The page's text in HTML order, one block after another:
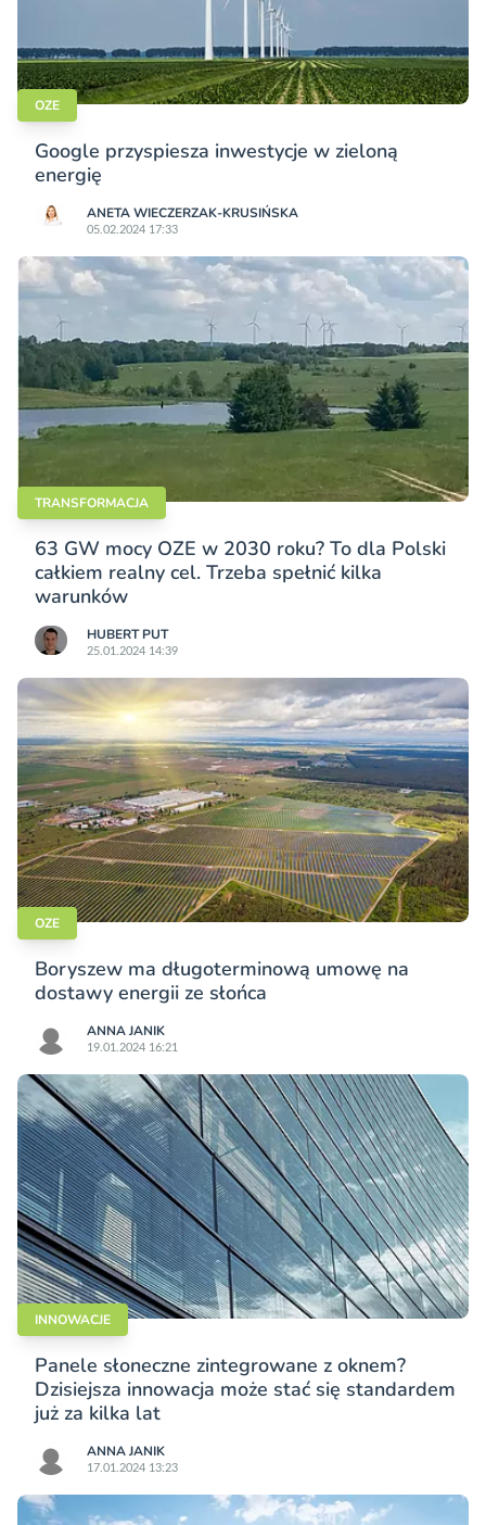
OZE
Google przyspiesza inwestycje w zieloną
energię
ANETA WIECZERZAK-KRUSIŃSKA
05.02.2024 17:33
TRANSFORMACJA
63 GW mocy OZE w 2030 roku? To dla Polski
całkiem realny cel. Trzeba spełnić kilka
warunków
HUBERT PUT
25.01.2024 14:39
OZE
Boryszew ma długoterminową umowę na
dostawy energii ze słońca
ANNA JANIK
19.01.2024 16:21
INNOWACJE
Panele słoneczne zintegrowane z oknem?
Dzisiejsza innowacja może stać się standardem
już za kilka lat
ANNA JANIK
17.01.2024 13:23